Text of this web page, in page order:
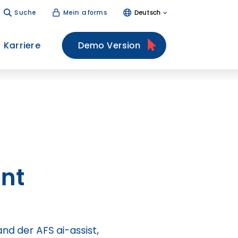
Suche Mein aforms Deutsch
Karriere Demo Version
der AFS ai-assist,